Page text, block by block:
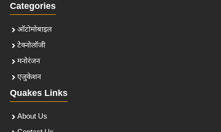
Categories
ऑटोमोबाइल
टेक्नोलॉजी
मनोरंजन
एजुकेशन
Quakes Links
About Us